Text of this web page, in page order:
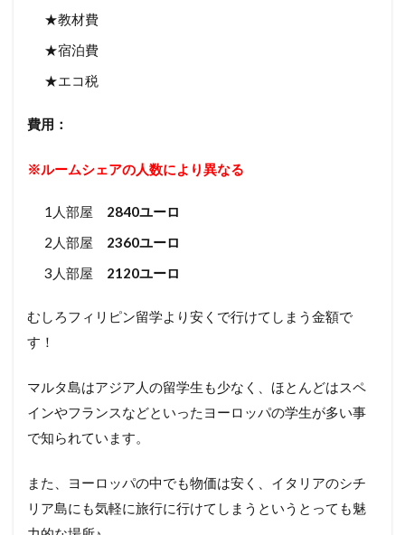
★教材費
★宿泊費
★エコ税
費用：
※ルームシェアの人数により異なる
1人部屋 2840ユーロ
2人部屋 2360ユーロ
3人部屋 2120ユーロ
むしろフィリピン留学より安くで行けてしまう金額で
す！
マルタ島はアジア人の留学生も少なく、ほとんどはスペ
インやフランスなどといったヨーロッパの学生が多い事
で知られています。
また、ヨーロッパの中でも物価は安く、イタリアのシチ
リア島にも気軽に旅行に行けてしまうというとっても魅